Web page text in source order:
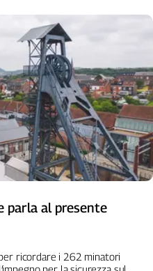
parla al presente
ricordare i 262 minatori